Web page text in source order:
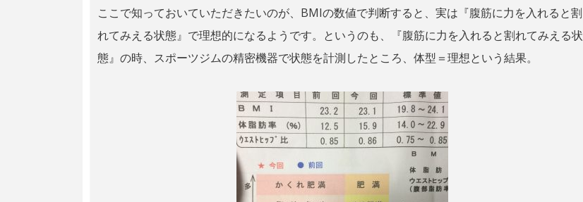
ここで知っておいていただきたいのが、BMIの数値で判断すると、実は『腹筋に力を入れると割
れてみえる状態』で理想的になるようです。というのも、『腹筋に力を入れると割れてみえる状
態』の時、スポーツジムの精密機器で状態を計測したところ、体型＝理想という結果。